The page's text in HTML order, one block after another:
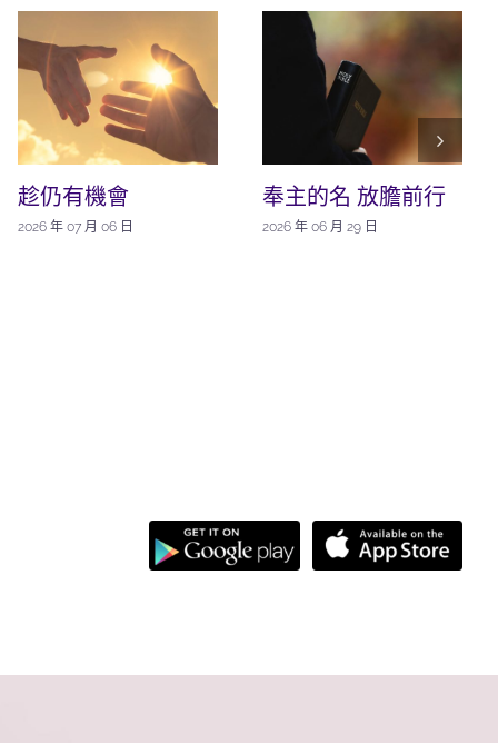
趁仍有機會
2026 年 07 月 06 日
奉主的名 放膽前行
2026 年 06 月 29 日